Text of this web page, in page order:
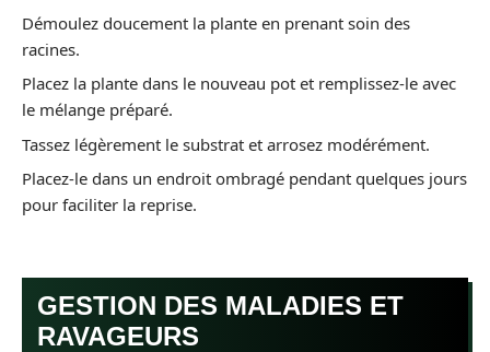
Démoulez doucement la plante en prenant soin des
racines.
Placez la plante dans le nouveau pot et remplissez-le avec
le mélange préparé.
Tassez légèrement le substrat et arrosez modérément.
Placez-le dans un endroit ombragé pendant quelques jours
pour faciliter la reprise.
GESTION DES MALADIES ET
RAVAGEURS